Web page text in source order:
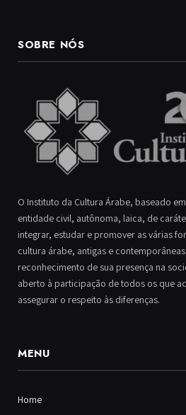
SOBRE NÓS
O Instituto da Cultura Árabe, baseado
entidade civil, autônoma, laica, de
integrar, estudar e promover as várias
cultura árabe, antigas e
reconhecimento de sua presença na
aberto à participação de todos os que
assegurar o respeito às diferenças.
MENU
Home